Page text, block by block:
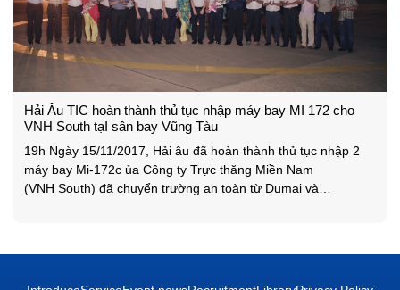
Hải Âu TIC hoàn thành thủ tục nhập máy bay MI 172 cho
VNH South tạI sân bay Vũng Tàu
19h Ngày 15/11/2017, Hải âu đã hoàn thành thủ tục nhập 2
máy bay Mi-172c ủa Công ty Trực thăng Miền Nam
(VNH South) đã chuyển trường an toàn từ Dumai và